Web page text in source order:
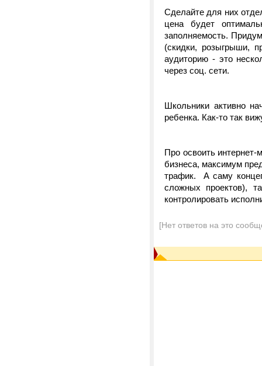
Сделайте для них
цена будет
заполняемость.
(скидки, розыгрыши,
аудиторию - это
через соц. сети.
Школьники активно
ребенка. Как-то так
Про освоить интернет-
бизнеса, максимум
трафик. А саму
сложных проектов),
контролировать
[Нет ответов на это